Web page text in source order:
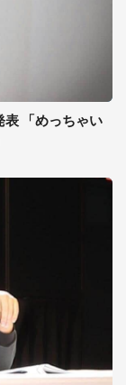
「めっちゃい